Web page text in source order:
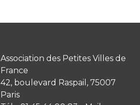
Association des Petites Villes de
France
42, boulevard Raspail, 75007
Paris